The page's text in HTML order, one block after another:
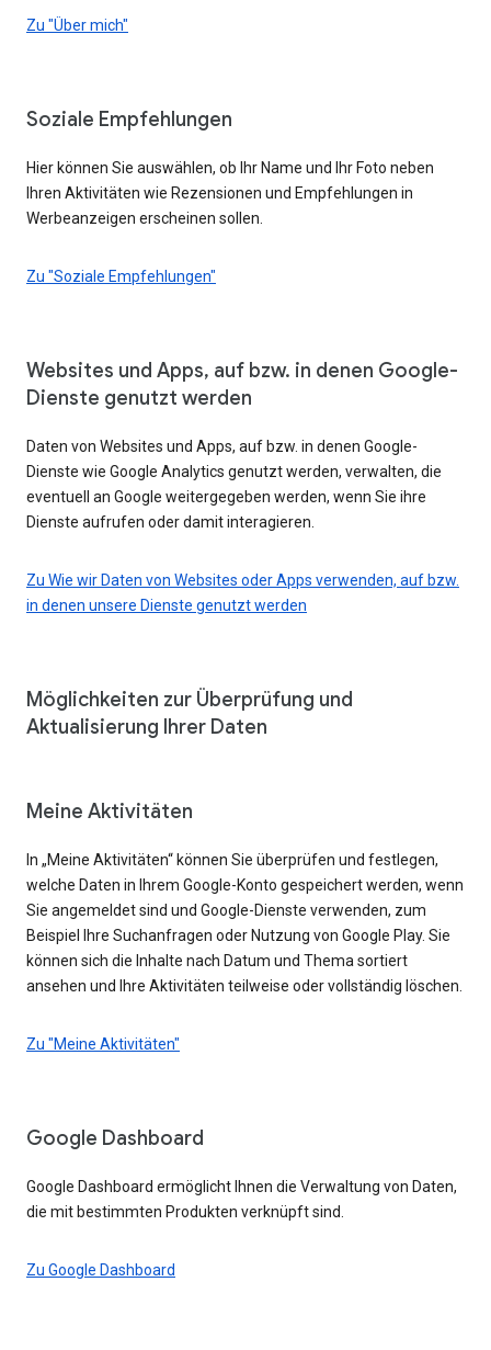
Zu "Über mich"
Soziale Empfehlungen
Hier können Sie auswählen, ob Ihr Name und Ihr Foto neben
Ihren Aktivitäten wie Rezensionen und Empfehlungen in
Werbeanzeigen erscheinen sollen.
Zu "Soziale Empfehlungen"
Websites und Apps, auf bzw. in denen Google-
Dienste genutzt werden
Daten von Websites und Apps, auf bzw. in denen Google-
Dienste wie Google Analytics genutzt werden, verwalten, die
eventuell an Google weitergegeben werden, wenn Sie ihre
Dienste aufrufen oder damit interagieren.
Zu Wie wir Daten von Websites oder Apps verwenden, auf bzw.
in denen unsere Dienste genutzt werden
Möglichkeiten zur Überprüfung und
Aktualisierung Ihrer Daten
Meine Aktivitäten
In „Meine Aktivitäten“ können Sie überprüfen und festlegen,
welche Daten in Ihrem Google-Konto gespeichert werden, wenn
Sie angemeldet sind und Google-Dienste verwenden, zum
Beispiel Ihre Suchanfragen oder Nutzung von Google Play. Sie
können sich die Inhalte nach Datum und Thema sortiert
ansehen und Ihre Aktivitäten teilweise oder vollständig löschen.
Zu "Meine Aktivitäten"
Google Dashboard
Google Dashboard ermöglicht Ihnen die Verwaltung von Daten,
die mit bestimmten Produkten verknüpft sind.
Zu Google Dashboard